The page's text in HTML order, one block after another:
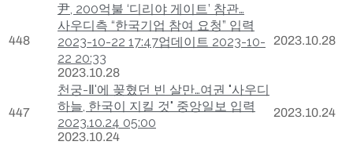
448
尹, 200억불 ‘디리야 게이트’ 참관…
사우디측 “한국기업 참여 요청” 입력
2023-10-22 17:47업데이트 2023-10-
22 20:33
2023.10.28
2023.10.28
447
천궁-Ⅱ'에 꽂혔던 빈 살만…여권 "사우디
하늘, 한국이 지킬 것" 중앙일보 입력
2023.10.24 05:00
2023.10.24
2023.10.24